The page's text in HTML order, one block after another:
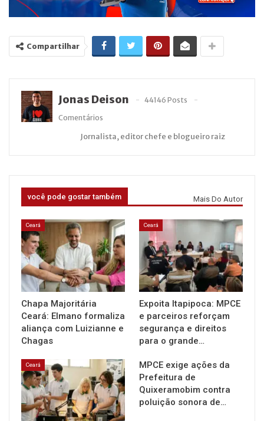
Compartilhar
Jonas Deison
44146 Posts
Comentários
Jornalista, editor chefe e blogueiro raiz
você pode gostar também Mais Do Autor
Ceará
Chapa Majoritária
Ceará: Elmano formaliza
aliança com Luizianne e
Chagas
Ceará
Expoita Itapipoca: MPCE
e parceiros reforçam
segurança e direitos
para o grande…
Ceará
MPCE exige ações da
Prefeitura de
Quixeramobim contra
poluição sonora de…